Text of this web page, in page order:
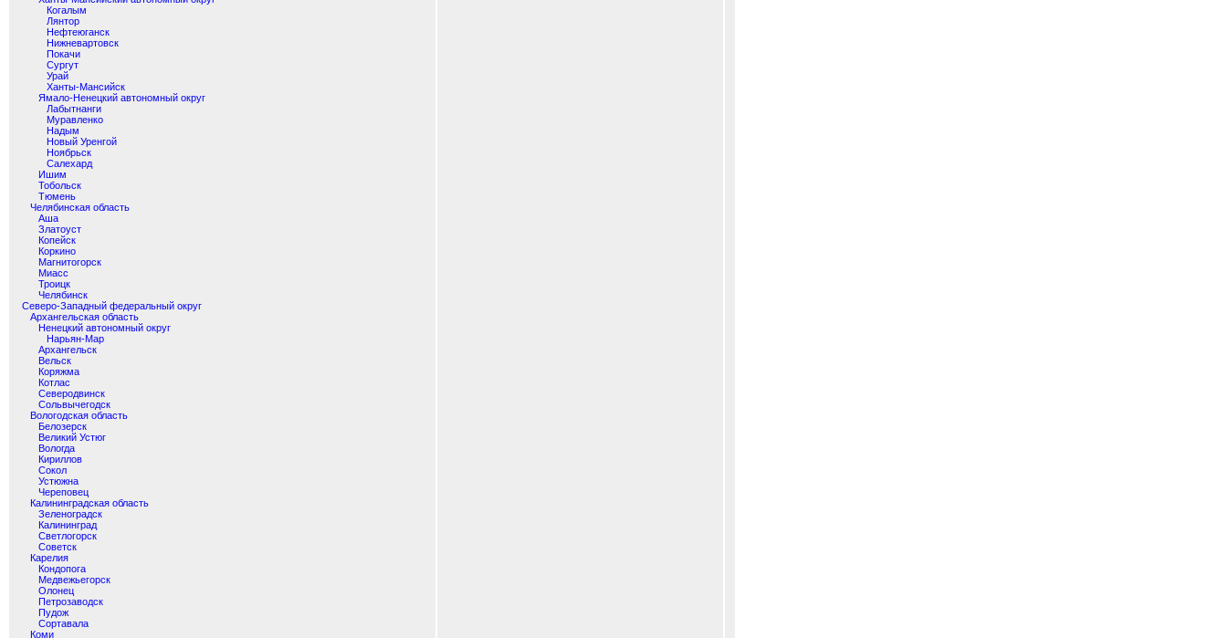
Когалым
Лянтор
Нефтеюганск
Нижневартовск
Покачи
Сургут
Урай
Ханты-Мансийск
Ямало-Ненецкий автономный округ
Лабытнанги
Муравленко
Надым
Новый Уренгой
Ноябрьск
Салехард
Ишим
Тобольск
Тюмень
Челябинская область
Аша
Златоуст
Копейск
Коркино
Магнитогорск
Миасс
Троицк
Челябинск
Северо-Западный федеральный округ
Архангельская область
Ненецкий автономный округ
Нарьян-Мар
Архангельск
Вельск
Коряжма
Котлас
Северодвинск
Сольвычегодск
Вологодская область
Белозерск
Великий Устюг
Вологда
Кириллов
Сокол
Устюжна
Череповец
Калининградская область
Зеленоградск
Калининград
Светлогорск
Советск
Карелия
Кондопога
Медвежьегорск
Олонец
Петрозаводск
Пудож
Сортавала
Коми